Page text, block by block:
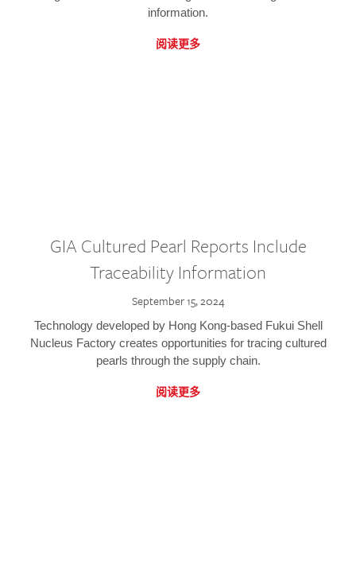
information.
阅读更多
GIA Cultured Pearl Reports Include
Traceability Information
September 15, 2024
Technology developed by Hong Kong-based Fukui Shell
Nucleus Factory creates opportunities for tracing cultured
pearls through the supply chain.
阅读更多